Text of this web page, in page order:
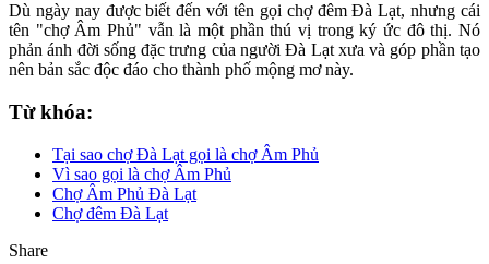
Dù ngày nay được biết đến với tên gọi chợ đêm Đà Lạt, nhưng cái
tên "chợ Âm Phủ" vẫn là một phần thú vị trong ký ức đô thị. Nó
phản ánh đời sống đặc trưng của người Đà Lạt xưa và góp phần tạo
nên bản sắc độc đáo cho thành phố mộng mơ này.
Từ khóa:
Tại sao chợ Đà Lạt gọi là chợ Âm Phủ
Vì sao gọi là chợ Âm Phủ
Chợ Âm Phủ Đà Lạt
Chợ đêm Đà Lạt
Share